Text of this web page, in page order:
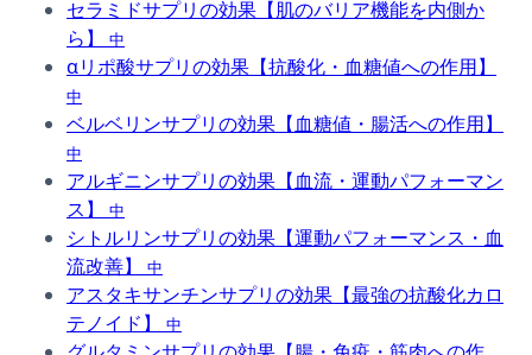
セラミドサプリの効果【肌のバリア機能を内側か
ら】
中
αリポ酸サプリの効果【抗酸化・血糖値への作用】
中
ベルベリンサプリの効果【血糖値・腸活への作用】
中
アルギニンサプリの効果【血流・運動パフォーマン
ス】
中
シトルリンサプリの効果【運動パフォーマンス・血
流改善】
中
アスタキサンチンサプリの効果【最強の抗酸化カロ
テノイド】
中